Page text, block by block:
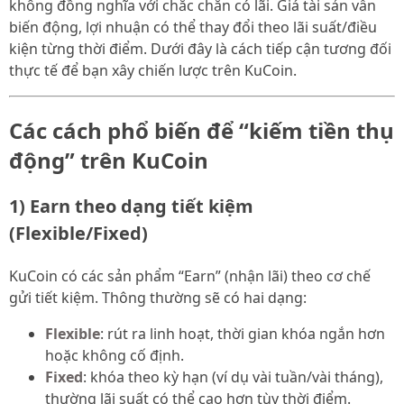
không đồng nghĩa với chắc chắn có lãi. Giá tài sản vẫn
biến động, lợi nhuận có thể thay đổi theo lãi suất/điều
kiện từng thời điểm. Dưới đây là cách tiếp cận tương đối
thực tế để bạn xây chiến lược trên KuCoin.
Các cách phổ biến để “kiếm tiền thụ
động” trên KuCoin
1) Earn theo dạng tiết kiệm
(Flexible/Fixed)
KuCoin có các sản phẩm “Earn” (nhận lãi) theo cơ chế
gửi tiết kiệm. Thông thường sẽ có hai dạng:
Flexible: rút ra linh hoạt, thời gian khóa ngắn hơn
hoặc không cố định.
Fixed: khóa theo kỳ hạn (ví dụ vài tuần/vài tháng),
thường lãi suất có thể cao hơn tùy thời điểm.